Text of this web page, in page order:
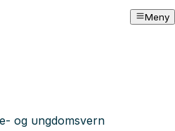
Meny
og ungdomsvern